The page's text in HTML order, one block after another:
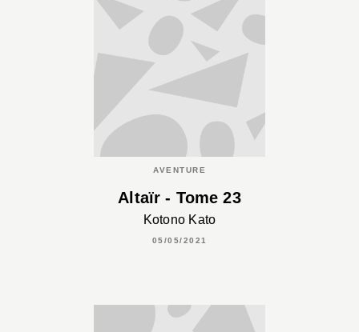
AVENTURE
Altaïr - Tome 23
Kotono Kato
05/05/2021